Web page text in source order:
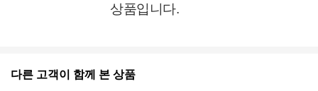
상품입니다.
다른 고객이 함께 본 상품